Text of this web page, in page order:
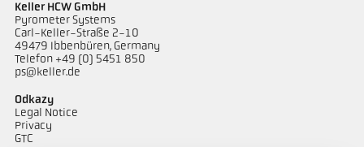
Keller HCW GmbH
Pyrometer Systems
Carl-Keller-Straße 2-10
49479 Ibbenbüren, Germany
Telefon +49 (0) 5451 850
ps@keller.de
Odkazy
Legal Notice
Privacy
GTC